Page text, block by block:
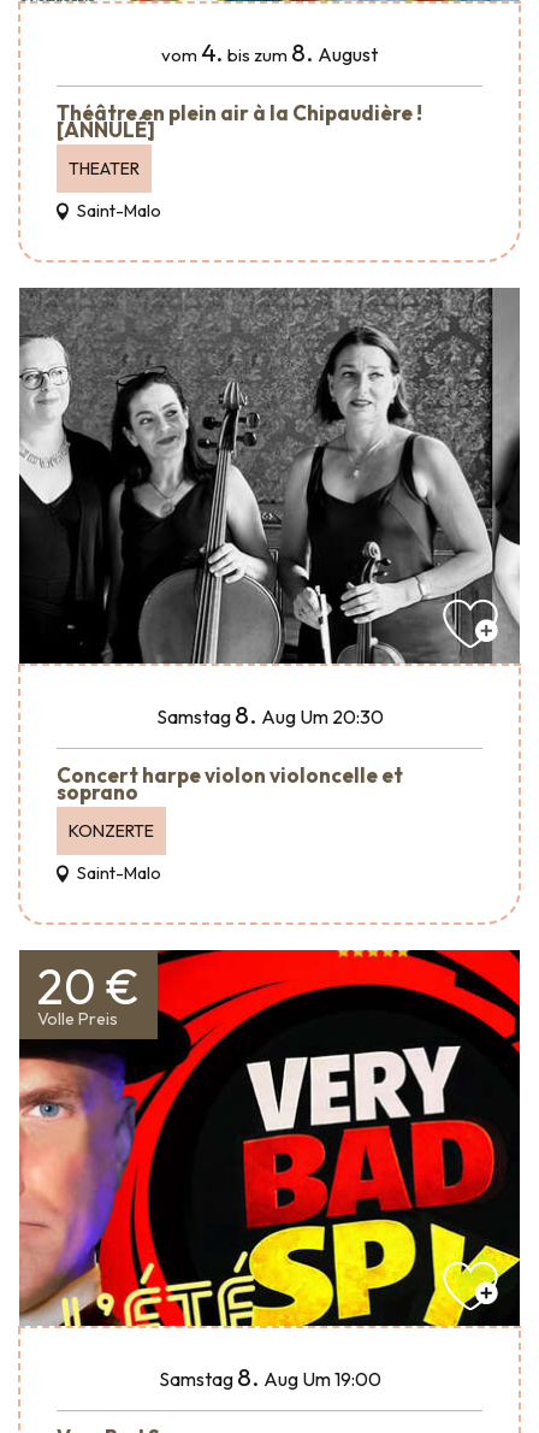
vom 4. bis zum 8. August
Théâtre en plein air à la Chipaudière !
[ANNULÉ]
THEATER
Saint-Malo
Samstag 8. Aug Um 20:30
Concert harpe violon violoncelle et
soprano
KONZERTE
Saint-Malo
20 €
Volle Preis
Samstag 8. Aug Um 19:00